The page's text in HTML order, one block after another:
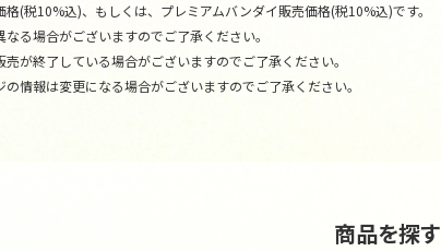
(税10%込)、もしくは、プレミアムバンダイ販売価格(税10%込)です。
る場合がございますのでご了承ください。
が終了している場合がございますのでご了承ください。
情報は変更になる場合がございますのでご了承ください。
商品を探す